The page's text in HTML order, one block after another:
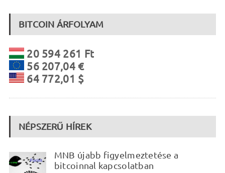
BITCOIN ÁRFOLYAM
20 594 261 Ft
56 207,04 €
64 772,01 $
NÉPSZERŰ HÍREK
MNB újabb figyelmeztetése a
bitcoinnal kapcsolatban